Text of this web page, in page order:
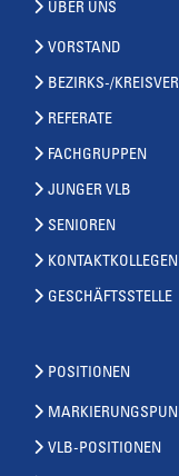
ÜBER UNS
VORSTAND
BEZIRKS-/
REFERATE
FACHGRUPPEN
JUNGER VLB
SENIOREN
KONTAKTKOLLEGEN
GESCHÄFTSSTELLE
POSITIONEN
VLB-POSITIONEN